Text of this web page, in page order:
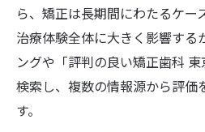
ら、矯正は長期間にわたるケー
治療体験全体に大きく影響する
ングや「評判の良い矯正歯科
検索し、複数の情報源から評価
す。